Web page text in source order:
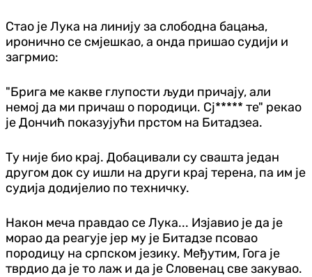
Стао је Лука на линију за слободна бацања,
иронично се смјешкао, а онда пришао судији и
загрмио:
"Брига ме какве глупости људи причају, али
немој да ми причаш о породици. Сј***** те" рекао
је Дончић показујући прстом на Битадзеа.
Ту није био крај. Добацивали су свашта један
другом док су ишли на други крај терена, па им је
судија додијелио по техничку.
Након меча правдао се Лука... Изјавио је да је
морао да реагује јер му је Битадзе псовао
породицу на српском језику. Међутим, Гога је
тврдио да је то лаж и да је Словенац све закувао.